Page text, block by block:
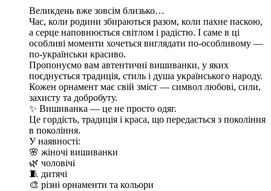
Великдень вже зовсім близько…
Час, коли родини збираються разом, коли пахне паскою,
а серце наповнюється світлом і радістю. І саме в ці
особливі моменти хочеться виглядати по-особливому —
по-українськи красиво.
Пропонуємо вам автентичні вишиванки, у яких
поєднується традиція, стиль і душа українського народу.
Кожен орнамент має свій зміст — символ любові, сили,
захисту та добробуту.
✨ Вишиванка — це не просто одяг.
Це гордість, традиція і краса, що передається з покоління
в покоління.
У наявності:
🌸 жіночі вишиванки
🌿 чоловічі
🧵 дитячі
🎨 різні орнаменти та кольори